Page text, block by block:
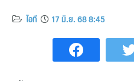
ไอที 17 มิ.ย. 68 8:45